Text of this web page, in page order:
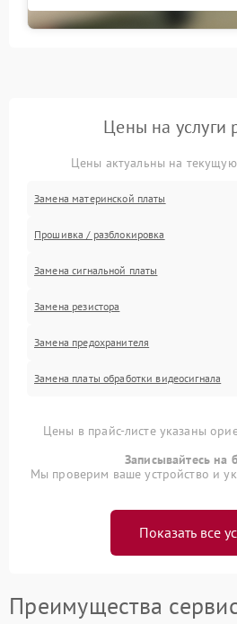
Цены на услуги
Цены актуальны на
Замена материнской платы
Прошивка / разблокировка
Замена сигнальной платы
Замена резистора
Замена предохранителя
Замена платы обработки видеосигнала
Цены в прайс-листе указаны
Записывайтесь на
Мы проверим ваше устройство и
Показать все
Преимущества